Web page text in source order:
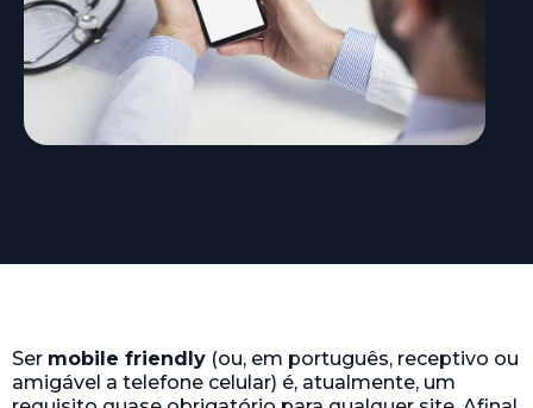
Ser mobile friendly (ou, em português, receptivo ou
amigável a telefone celular) é, atualmente, um